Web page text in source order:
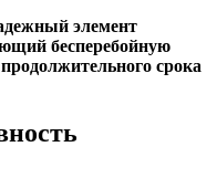
элемент
бесперебойную
срока